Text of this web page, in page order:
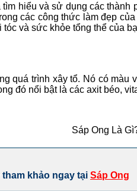
hiểu và sử dụng các
các công thức làm đẹp
và sức khỏe tổng thể của
quá trình xây tổ. Nó có
đó nổi bật là các axit béo,
Sáp Ong Là
khảo ngay tại Sáp Ong